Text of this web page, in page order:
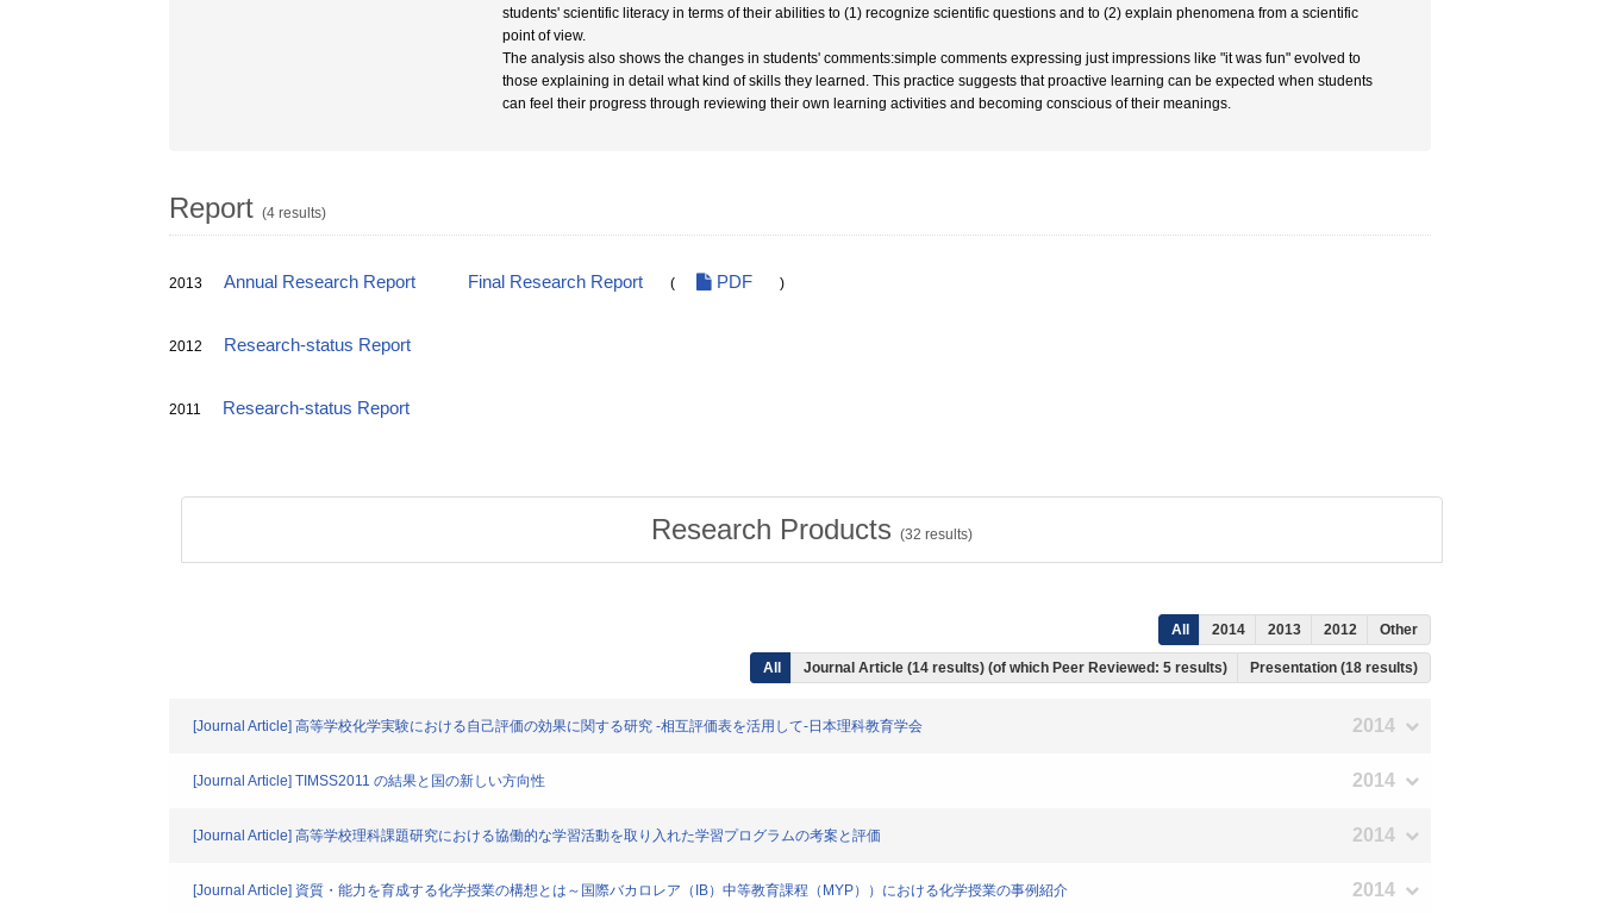
students' scientific literacy in terms of their abilities to (1) recognize scientific questions and to (2) explain phenomena from a scientific
point of view.
The analysis also shows the changes in students' comments:simple comments expressing just impressions like "it was fun" evolved to
those explaining in detail what kind of skills they learned. This practice suggests that proactive learning can be expected when students
can feel their progress through reviewing their own learning activities and becoming conscious of their meanings.
Report (4 results)
2013 Annual Research Report Final Research Report ( PDF )
2012 Research-status Report
2011 Research-status Report
Research Products (32 results)
All 2014 2013 2012 Other
All Journal Article (14 results) (of which Peer Reviewed: 5 results) Presentation (18 results)
[Journal Article] 高等学校化学実験における自己評価の効果に関する研究 -相互評価表を活用して-日本理科教育学会 2014
[Journal Article] TIMSS2011 の結果と国の新しい方向性 2014
[Journal Article] 高等学校理科課題研究における協働的な学習活動を取り入れた学習プログラムの考案と評価 2014
[Journal Article] 資質・能力を育成する化学授業の構想とは～国際バカロレア（IB）中等教育課程（MYP））における化学授業の事例紹介 2014